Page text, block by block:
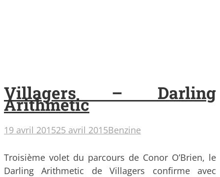
Villagers – Darling
Arithmetic
19 avril 201525 avril 2015Benzine
Troisième volet du parcours de Conor O’Brien, le
Darling Arithmetic de Villagers confirme avec